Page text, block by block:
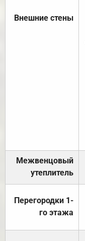
Внешние стены
Межвенцовый
утеплитель
Перегородки 1-
го этажа